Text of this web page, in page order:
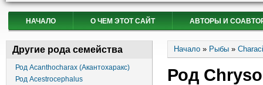
НАЧАЛО О ЧЕМ ЭТОТ САЙТ АВТОРЫ И
Другие рода семейства
Род Acanthocharax (Акантохаракс)
Род Acestrocephalus
Вы здесь
Начало » Рыбы »
Род